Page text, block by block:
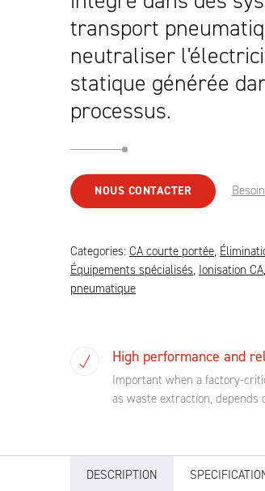
transport
neutraliser
statique générée
processus.
NOUS CONTACTER
Categories: CA courte portée,
Équipements spécialisés, Ionisation CA,
pneumatique
High performance and
Important when a factory-
as waste extraction, depends
DESCRIPTION